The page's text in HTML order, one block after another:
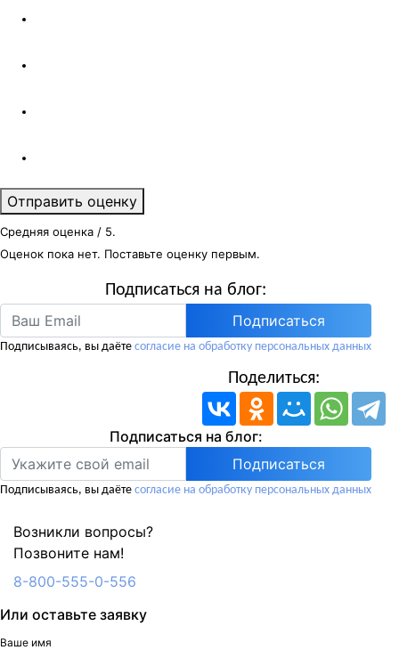
Отправить оценку
Средняя оценка / 5.
Оценок пока нет. Поставьте оценку первым.
Подписаться на блог:
Подписаться
Подписываясь, вы даёте согласие на обработку персональных данных
Поделиться:
Подписаться на блог:
Подписываясь, вы даёте согласие на обработку персональных данных
Возникли вопросы?
Позвоните нам!
8-800-555-0-556
Или оставьте заявку
Ваше имя